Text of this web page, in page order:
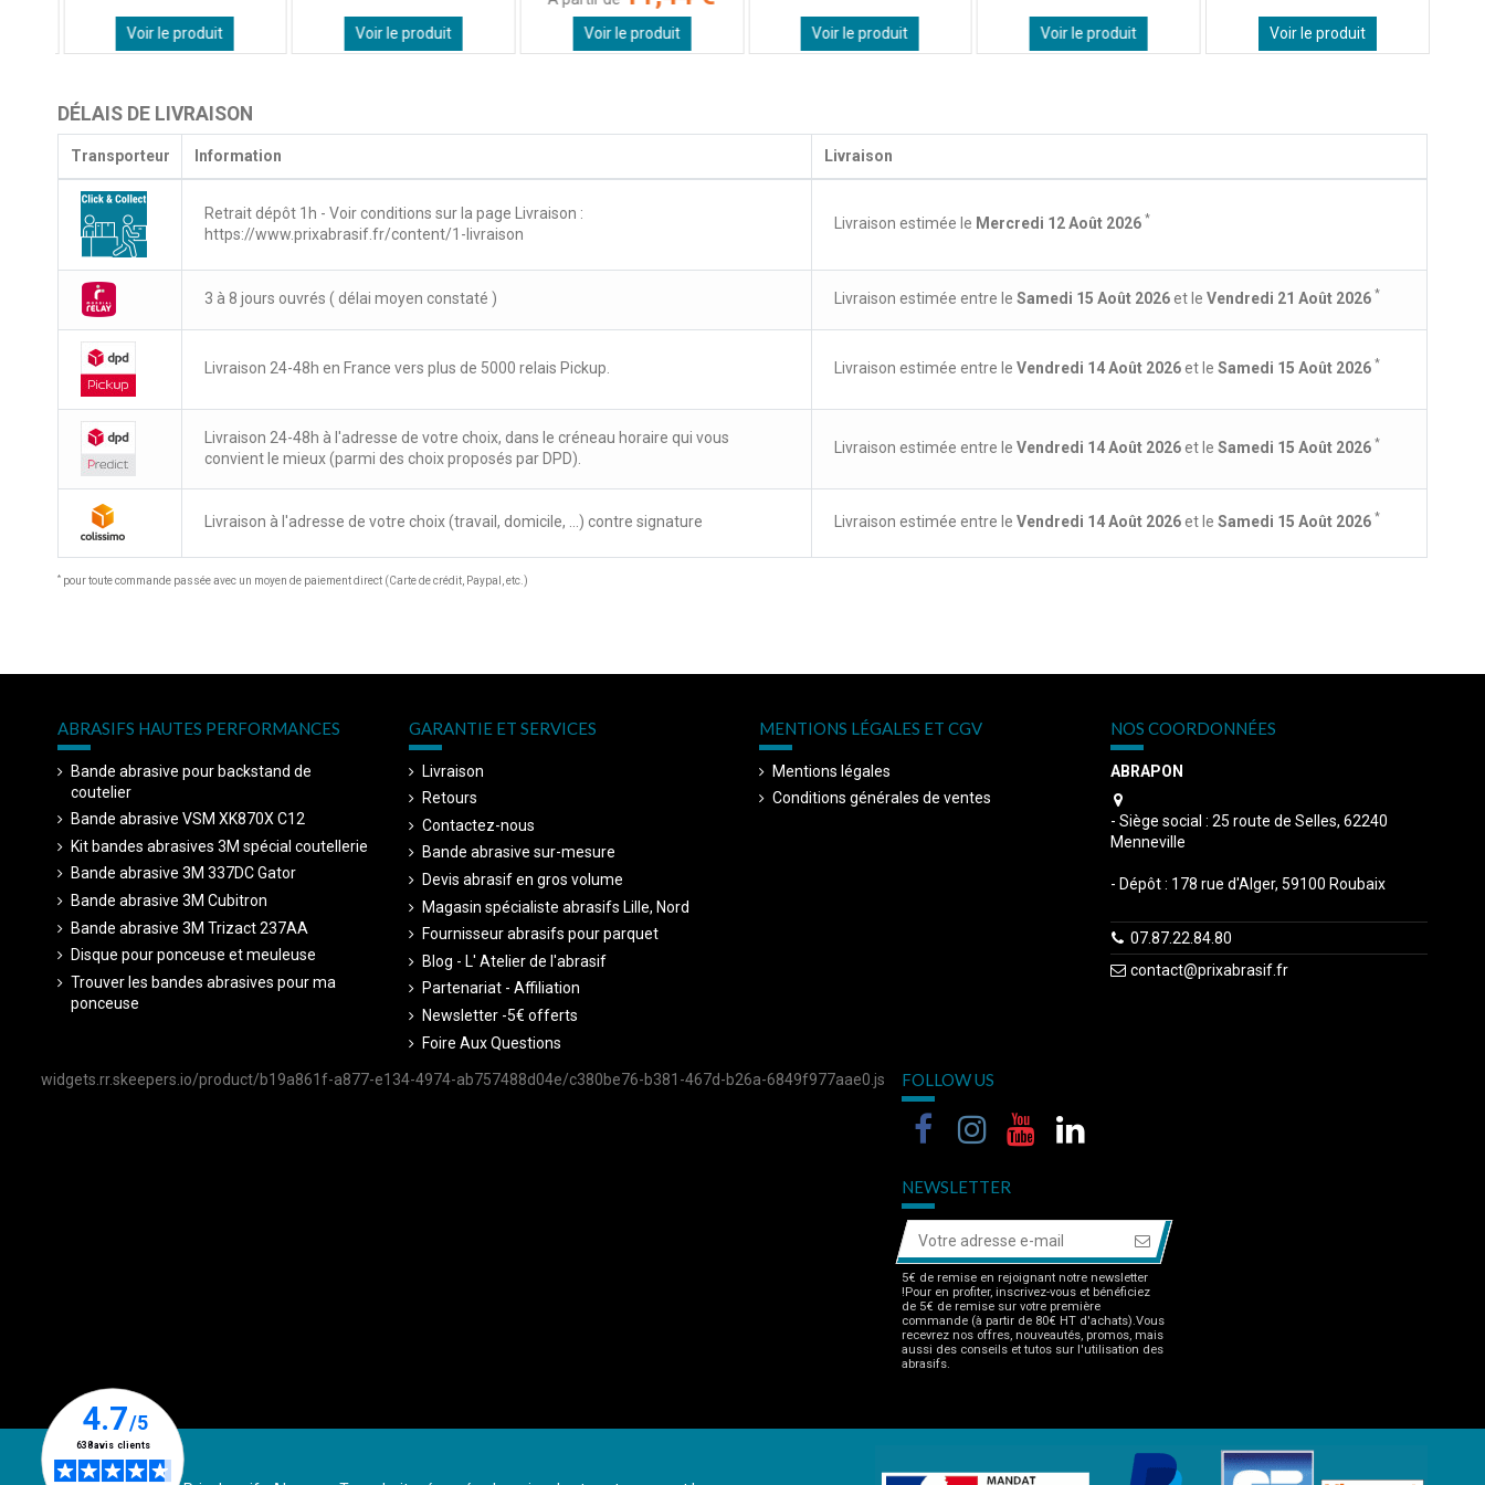
Utile(0)Signaler
conforme à ma demande. efficace
Utile
Voir le produit Voir le produit Voir le produit Voir le produit Voir le produit Voir le produit
DÉLAIS DE LIVRAISON
Transporteur Information Livraison
Retrait dépôt 1h - Voir conditions sur la page Livraison :
https://www.prixabrasif.fr/content/1-livraison
Livraison estimée le Mercredi 12 Août 2026 *
3 à 8 jours ouvrés ( délai moyen constaté ) Livraison estimée entre le Samedi 15 Août 2026et le Vendredi 21 Août 2026 *
Livraison 24-48h en France vers plus de 5000 relais Pickup. Livraison estimée entre le Vendredi 14 Août 2026et le Samedi 15 Août 2026 *
Livraison 24-48h à l'adresse de votre choix, dans le créneau horaire qui vous
convient le mieux (parmi des choix proposés par DPD).
Livraison estimée entre le Vendredi 14 Août 2026et le Samedi 15 Août 2026 *
Livraison à l'adresse de votre choix (travail, domicile, ...) contre signature Livraison estimée entre le Vendredi 14 Août 2026et le Samedi 15 Août 2026 *
* pour toute commande passée avec un moyen de paiement direct (Carte de crédit, Paypal, etc.)
ABRASIFS HAUTES PERFORMANCES
Bande abrasive pour backstand de
coutelier
Bande abrasive VSM XK870X C12
Kit bandes abrasives 3M spécial coutellerie
Bande abrasive 3M 337DC Gator
Bande abrasive 3M Cubitron
Bande abrasive 3M Trizact 237AA
Disque pour ponceuse et meuleuse
Trouver les bandes abrasives pour ma
ponceuse
GARANTIE ET SERVICES
Livraison
Retours
Contactez-nous
Bande abrasive sur-mesure
Devis abrasif en gros volume
Magasin spécialiste abrasifs Lille, Nord
Fournisseur abrasifs pour parquet
Blog - L' Atelier de l'abrasif
Partenariat - Affiliation
Newsletter -5€ offerts
Foire Aux Questions
MENTIONS LÉGALES ET CGV
Mentions légales
Conditions générales de ventes
NOS COORDONNÉES
ABRAPON
- Siège social : 25 route de Selles, 62240
Menneville
- Dépôt : 178 rue d'Alger, 59100 Roubaix
07.87.22.84.80
contact@prixabrasif.fr
widgets.rr.skeepers.io/product/b19a861f-a877-e134-4974-ab757488d04e/c380be76-b381-467d-b26a-6849f977aae0.js FOLLOW US
NEWSLETTER
5€ de remise en rejoignant notre newsletter
!Pour en profiter, inscrivez-vous et bénéficiez
de 5€ de remise sur votre première
commande (à partir de 80€ HT d'achats).Vous
recevrez nos offres, nouveautés, promos, mais
aussi des conseils et tutos sur l'utilisation des
abrasifs.